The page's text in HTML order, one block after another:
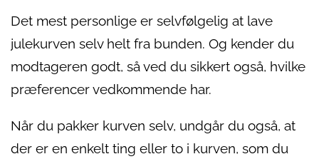
Det mest personlige er selvfølgelig at lave
julekurven selv helt fra bunden. Og kender du
modtageren godt, så ved du sikkert også, hvilke
præferencer vedkommende har.
Når du pakker kurven selv, undgår du også, at
der er en enkelt ting eller to i kurven, som du